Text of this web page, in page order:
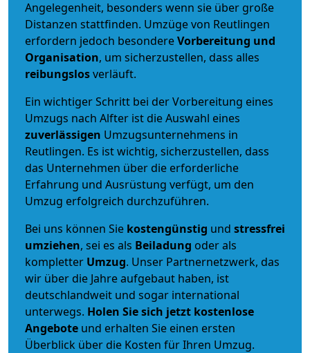
Angelegenheit, besonders wenn sie über große
Distanzen stattfinden. Umzüge von Reutlingen
erfordern jedoch besondereVorbereitung und
Organisation, um sicherzustellen, dass alles
reibungslosverläuft.
Ein wichtiger Schritt bei der Vorbereitung eines
Umzugs nach Alfter ist die Auswahl eines
zuverlässigen Umzugsunternehmens in
Reutlingen. Es ist wichtig, sicherzustellen, dass
das Unternehmen über die erforderliche
Erfahrung und Ausrüstung verfügt, um den
Umzug erfolgreich durchzuführen.
Bei uns können Sie kostengünstig und stressfrei
umziehen, sei es als Beiladung oder als
kompletter Umzug. Unser Partnernetzwerk, das
wir über die Jahre aufgebaut haben, ist
deutschlandweit und sogar international
unterwegs. Holen Sie sich jetzt kostenlose
Angebote und erhalten Sie einen ersten
Überblick über die Kosten für Ihren Umzug.